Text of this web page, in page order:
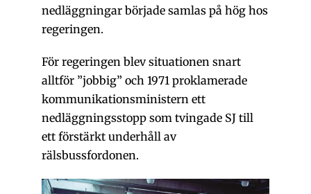
nedläggningar började samlas på hög hos
regeringen.
För regeringen blev situationen snart
alltför ”jobbig” och 1971 proklamerade
kommunikationsministern ett
nedläggningsstopp som tvingade SJ till
ett förstärkt underhåll av
rälsbussfordonen.